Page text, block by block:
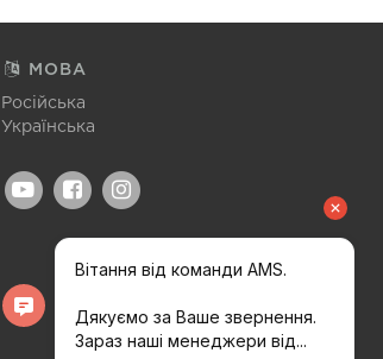
МОВА
Російська
Українська